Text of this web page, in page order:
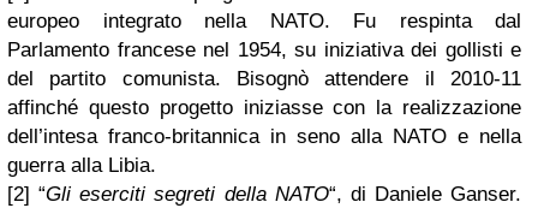
europeo integrato nella NATO. Fu respinta dal
Parlamento francese nel 1954, su iniziativa dei gollisti e
del partito comunista. Bisognò attendere il 2010-11
affinché questo progetto iniziasse con la realizzazione
dell’intesa franco-britannica in seno alla NATO e nella
guerra alla Libia.
[2] “Gli eserciti segreti della NATO“, di Daniele Ganser.